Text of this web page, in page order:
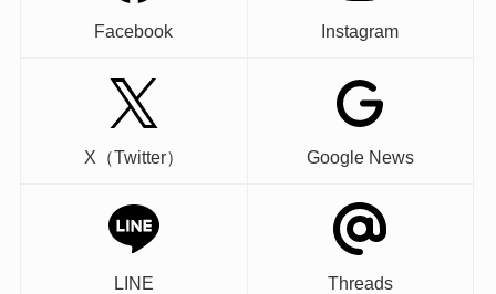
Facebook Instagram
X（Twitter） Google News
LINE Threads